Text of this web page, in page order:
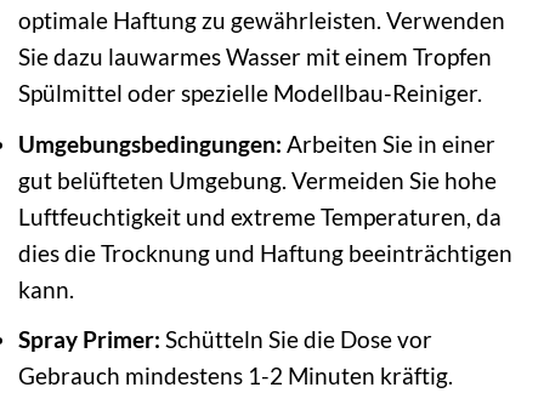
optimale Haftung zu gewährleisten. Verwenden
Sie dazu lauwarmes Wasser mit einem Tropfen
Spülmittel oder spezielle Modellbau-Reiniger.
Umgebungsbedingungen: Arbeiten Sie in einer
gut belüfteten Umgebung. Vermeiden Sie hohe
Luftfeuchtigkeit und extreme Temperaturen, da
dies die Trocknung und Haftung beeinträchtigen
kann.
Spray Primer: Schütteln Sie die Dose vor
Gebrauch mindestens 1-2 Minuten kräftig.